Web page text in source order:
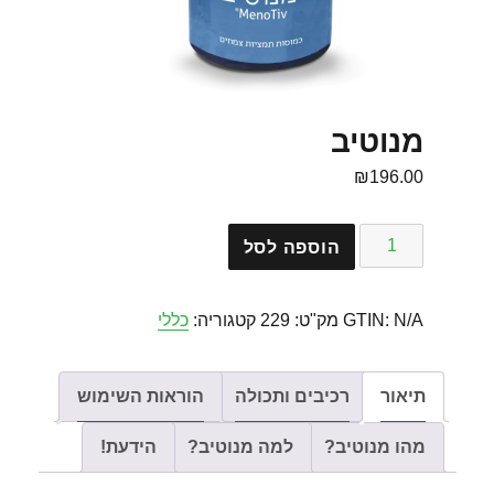
מנוטיב
₪196.00
כמות
של
הוספה לסל
GTIN: N/A מק"ט: 229 קטגוריה: כללי
תיאור רכיבים ותכולה הוראות השימוש
מהו מנוטיב? למה מנוטיב? הידעת!